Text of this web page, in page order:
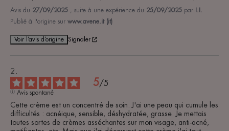
Avis du 27/09/2025 , suite à une expérience du 25/09/2025 par
Publié à l'origine sur www.avene.it (it)
Voir l’avis d’origine Signaler
5/5
Avis spontané
Cette crème est un concentré de soin. J'ai une peau qui cumule les
difficultés : acnéique, sensible, déshydratée, grasse. Je mettais
toutes sortes de crèmes asséchantes sur mon visage, anti-acné,